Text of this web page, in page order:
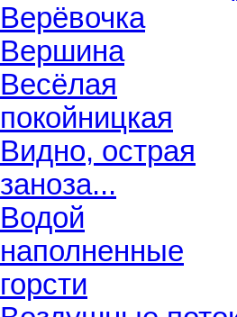
Верёвочка
Вершина
Весёлая
покойницкая
Видно, острая
заноза...
Водой
наполненные
горсти